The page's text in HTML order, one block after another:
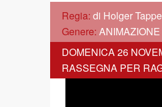
Regia: di Holger Tappe
Genere: ANIMAZIONE
DOMENICA 26
RASSEGNA PER